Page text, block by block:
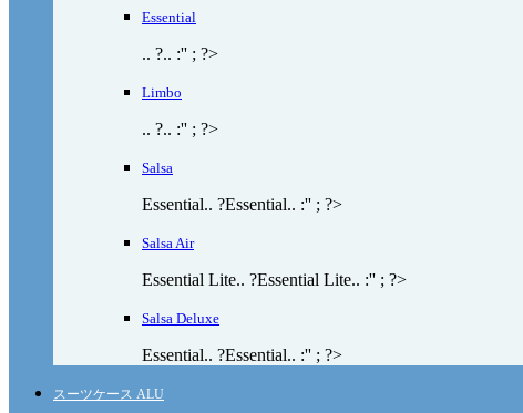
Essential
.. ?.. :'' ; ?>
Limbo
.. ?.. :'' ; ?>
Salsa
Essential.. ?Essential.. :'' ; ?>
Salsa Air
Essential Lite.. ?Essential Lite.. :'' ; ?>
Salsa Deluxe
Essential.. ?Essential.. :'' ; ?>
スーツケース ALU